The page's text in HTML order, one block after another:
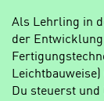
Als Lehrling in
der
Du steuerst